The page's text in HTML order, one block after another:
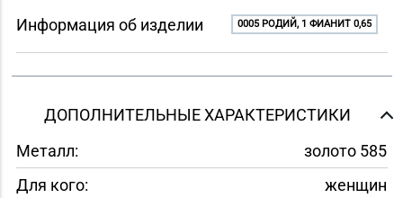
Информация об изделии 0005 РОДИЙ, 1 ФИАНИТ 0,65
ДОПОЛНИТЕЛЬНЫЕ ХАРАКТЕРИСТИКИ
Металл:
золото 585
Для кого:
женщин